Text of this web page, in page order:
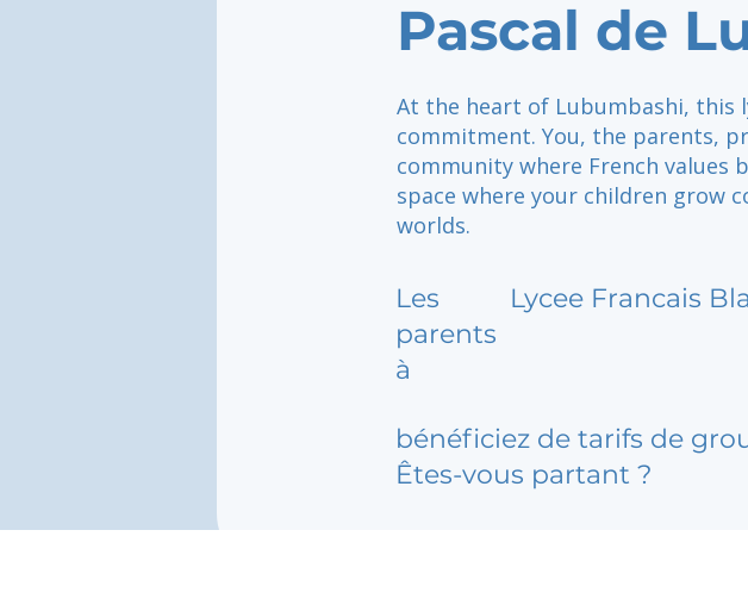
Pascal de
At the heart of Lubumbashi, this
commitment. You, the parents,
community where French values
space where your children grow
worlds.
Les
parents
à
Lycee Francais
bénéficiez de tarifs de
Êtes-vous partant ?